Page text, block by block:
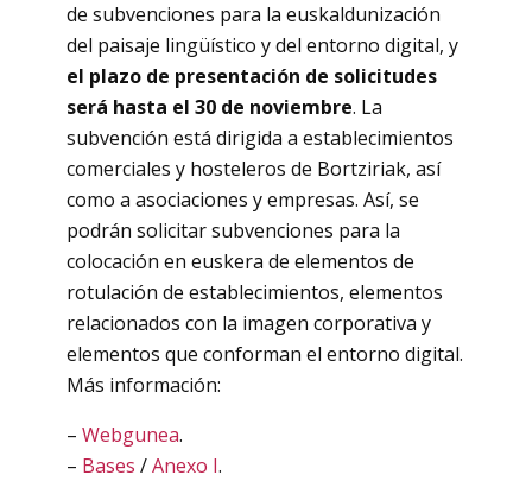
de subvenciones para la euskaldunización
del paisaje lingüístico y del entorno digital, y
el plazo de presentación de solicitudes
será hasta el 30 de noviembre. La
subvención está dirigida a establecimientos
comerciales y hosteleros de Bortziriak, así
como a asociaciones y empresas. Así, se
podrán solicitar subvenciones para la
colocación en euskera de elementos de
rotulación de establecimientos, elementos
relacionados con la imagen corporativa y
elementos que conforman el entorno digital.
Más información:
– Webgunea.
– Bases /Anexo I.